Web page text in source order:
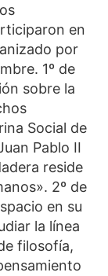
en
por
1º de
sobre la
Social de
Pablo II
reside
2º de
en su
la línea
filosofía,